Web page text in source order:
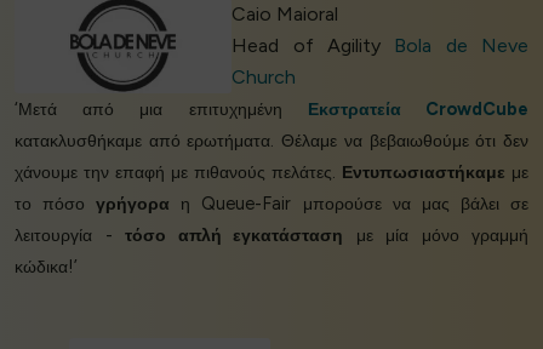
Caio Maioral
Head of Agility Bola de Neve
Church
‘Μετά από μια επιτυχημένη Εκστρατεία CrowdCube
κατακλυσθήκαμε από ερωτήματα. Θέλαμε να βεβαιωθούμε ότι δεν
χάνουμε την επαφή με πιθανούς πελάτες. Εντυπωσιαστήκαμε με
το πόσογρήγορα η Queue-Fair μπορούσε να μας βάλει σε
λειτουργία - τόσο απλή εγκατάσταση με μία μόνο γραμμή
κώδικα!’